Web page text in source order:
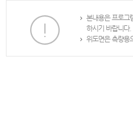
본내용은 프로그
하시기 바랍니다.
위도면은 측량용